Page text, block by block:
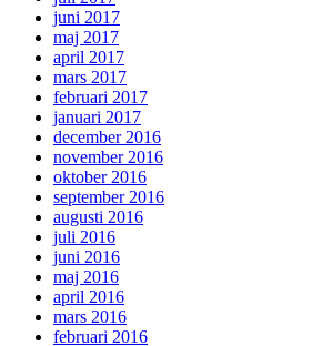
juni 2017
maj 2017
april 2017
mars 2017
februari 2017
januari 2017
december 2016
november 2016
oktober 2016
september 2016
augusti 2016
juli 2016
juni 2016
maj 2016
april 2016
mars 2016
februari 2016